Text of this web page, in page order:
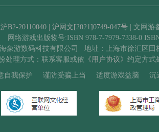
B2-20110040 | 沪网文[2021]0749-047号| 文网游
网络游戏出版物号:ISBN 978-7-7979-7338-0
象游数码科技有限公司 地址：上海市徐汇区田
处理方式：联系客服或依 《用户协议》 约定方式
自我保护 谨防受骗上当 适度游戏益脑 沉